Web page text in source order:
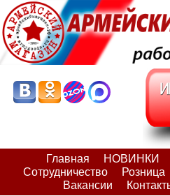
Главная НОВИНКИ
Сотрудничество
Розница
Вакансии